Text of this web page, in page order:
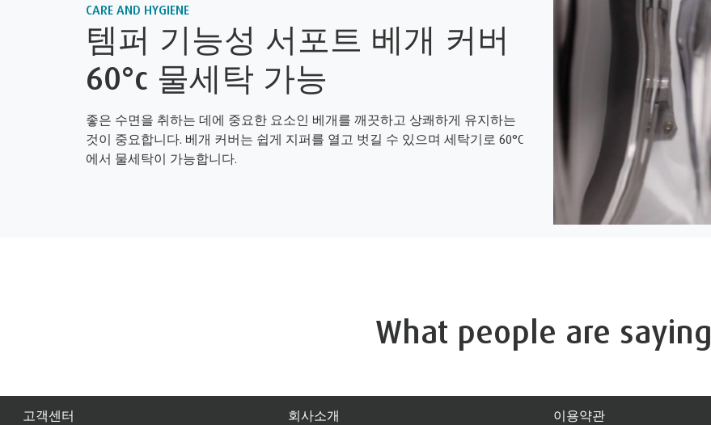
CARE AND HYGIENE
템퍼 기능성 서포트 베개 커버
60°c 물세탁 가능
좋은 수면을 취하는 데에 중요한 요소인 베개를 깨끗하고 상쾌하게 유지하는
것이 중요합니다. 베개 커버는 쉽게 지퍼를 열고 벗길 수 있으며 세탁기로 60°C
에서 물세탁이 가능합니다.
What people are saying
고객센터
회사소개
이용약관